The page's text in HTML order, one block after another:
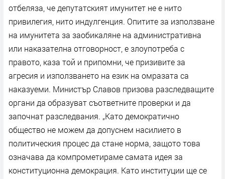
отбеляза, че депутатският имунитет не е нито
привилегия, нито индулгенция. Опитите за използване
на имунитета за заобикаляне на административна
или наказателна отговорност, е злоупотреба с
правото, каза той и припомни, че призивите за
агресия и използването на език на омразата са
наказуеми. Министър Славов призова разследващите
органи да образуват съответните проверки и да
започнат разследвания. „Като демократично
общество не можем да допуснем насилието в
политическия процес да стане норма, защото това
означава да компрометираме самата идея за
конституционна демокрация. Като институции ще се